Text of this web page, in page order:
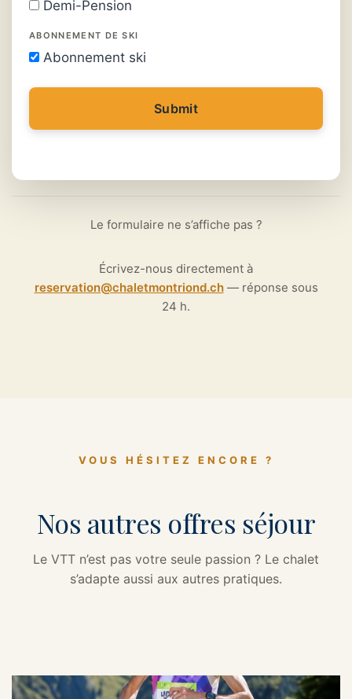
Demi-Pension
ABONNEMENT DE SKI
Abonnement ski
Submit
Le formulaire ne s’affiche pas ?
Écrivez-nous directement à
reservation@chaletmontriond.ch— réponse sous
24 h.
VOUS HÉSITEZ ENCORE ?
Nos autres offres séjour
Le VTT n’est pas votre seule passion ? Le chalet
s’adapte aussi aux autres pratiques.